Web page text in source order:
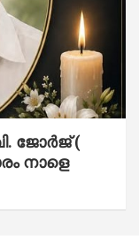
ജോ​ർ​ജ് (
നാളെ